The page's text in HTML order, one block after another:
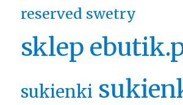
reserved swetry
sklep
sukienki